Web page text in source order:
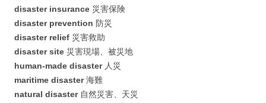
disaster insurance 災害保険
disaster prevention 防災
disaster relief 災害救助
disaster site 災害現場、被災地
human-made disaster人災
maritime disaster海難
natural disaster自然災害、天災